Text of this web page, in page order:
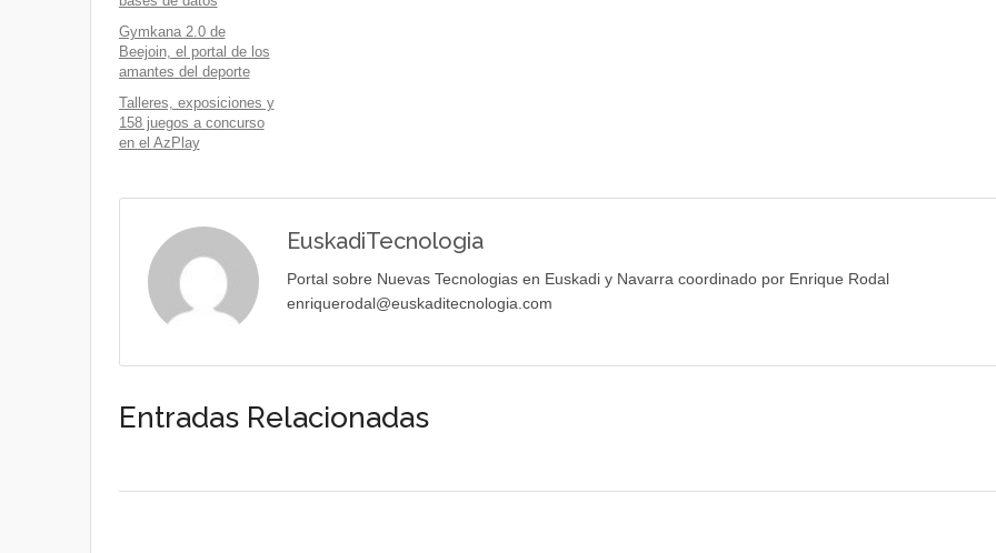
Gymkana 2.0 de
Beejoin, el portal de los
amantes del deporte
Talleres, exposiciones y
158 juegos a concurso
en el AzPlay
EuskadiTecnologia
Portal sobre Nuevas Tecnologias en Euskadi y Navarra coordinado por Enrique Rodal
enriquerodal@euskaditecnologia.com
Entradas Relacionadas